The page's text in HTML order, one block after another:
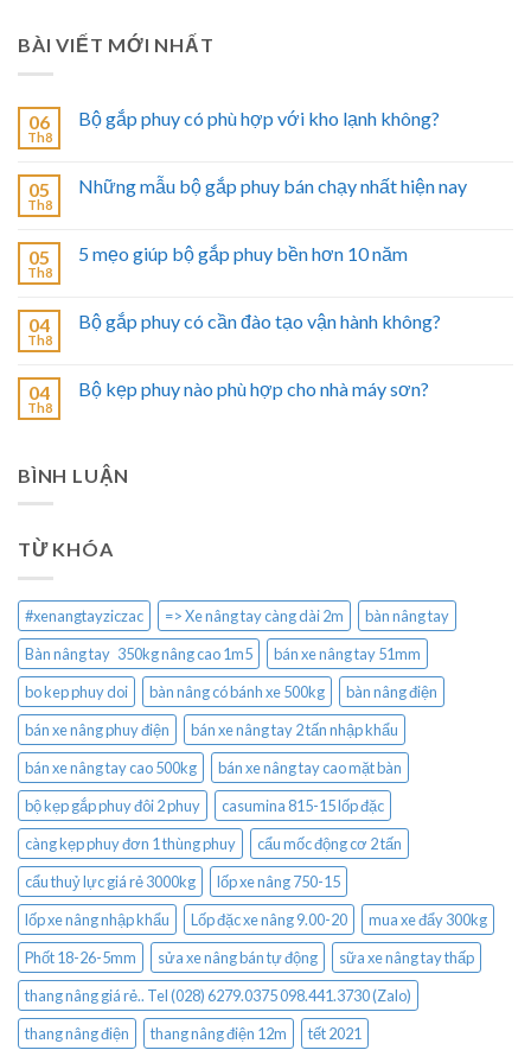
BÀI VIẾT MỚI NHẤT
06
Th8
Bộ gắp phuy có phù hợp với kho lạnh không?
05
Th8
Những mẫu bộ gắp phuy bán chạy nhất hiện nay
05
Th8
5 mẹo giúp bộ gắp phuy bền hơn 10 năm
04
Th8
Bộ gắp phuy có cần đào tạo vận hành không?
04
Th8
Bộ kẹp phuy nào phù hợp cho nhà máy sơn?
BÌNH LUẬN
TỪ KHÓA
#xenangtayziczac => Xe nâng tay càng dài 2m
bàn nâng tay
Bàn nâng tay 350kg nâng cao 1m5
bán xe nâng tay 51mm
bo kep phuy doi
bàn nâng có bánh xe 500kg
bàn nâng điện
bán xe nâng phuy điện
bán xe nâng tay 2 tấn nhập khẩu
bán xe nâng tay cao 500kg
bán xe nâng tay cao mặt bàn
bộ kẹp gắp phuy đôi 2 phuy
casumina 815-15 lốp đặc
càng kẹp phuy đơn 1 thùng phuy
cẩu mốc động cơ 2 tấn
cẩu thuỷ lực giá rẻ 3000kg
lốp xe nâng 750-15
lốp xe nâng nhập khẩu
Lốp đặc xe nâng 9.00-20
mua xe đẩy 300kg
Phốt 18-26-5mm
sửa xe nâng bán tự động
sữa xe nâng tay thấp
thang nâng giá rẻ.. Tel (028) 6279.0375 098.441.3730 (Zalo)
thang nâng điện
thang nâng điện 12m
tết 2021